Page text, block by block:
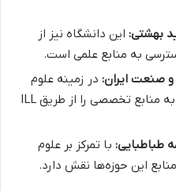
بهشتی: این دانشگاه نیز از
به منابع علمی است.
و صنعت ایران: در زمینه علوم
مهندسی و کاربردی، دسترسی به منابع تخصصی را از طریق ILL
طباطبایی: با تمرکز بر علوم
این حوزه‌ها نقش دارد.